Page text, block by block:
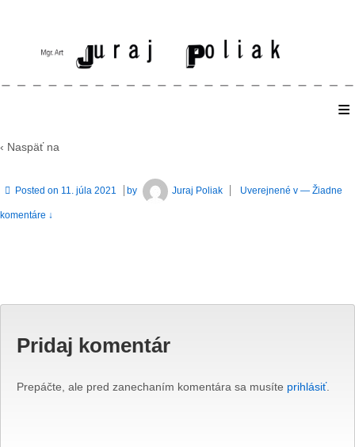
≡
‹ Naspäť na
Posted on 11. júla 2021 by Juraj Poliak Uverejnené v — Žiadne
komentáre ↓
Pridaj komentár
Prepáčte, ale pred zanechaním komentára sa musíte prihlásiť.